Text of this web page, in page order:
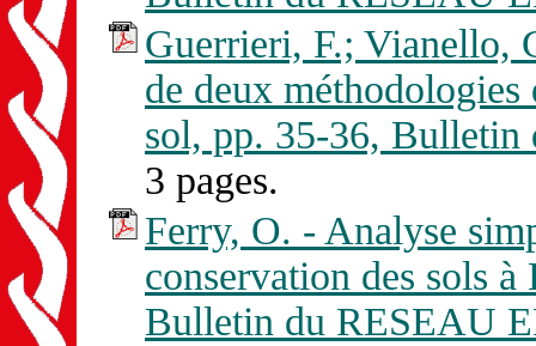
Guerrieri, F.; Vianello,
de deux
sol, pp. 35-36,
3 pages.
Ferry, O. - Analyse
conservation des sols
Bulletin du RESEAU